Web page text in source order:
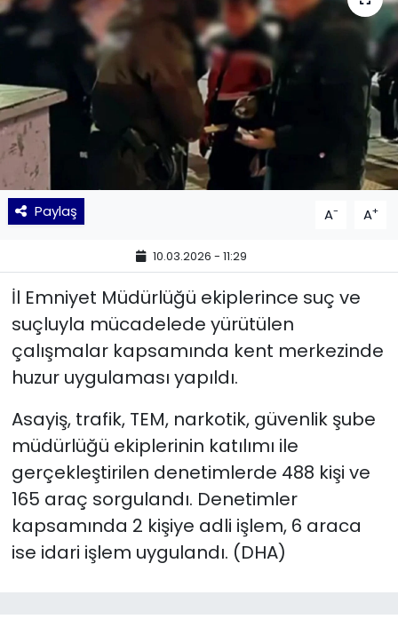
Paylaş A- A+
10.03.2026 - 11:29
İl Emniyet Müdürlüğü ekiplerince suç ve
suçluyla mücadelede yürütülen
çalışmalar kapsamında kent merkezinde
huzur uygulaması yapıldı.
Asayiş, trafik, TEM, narkotik, güvenlik şube
müdürlüğü ekiplerinin katılımı ile
gerçekleştirilen denetimlerde 488 kişi ve
165 araç sorgulandı. Denetimler
kapsamında 2 kişiye adli işlem, 6 araca
ise idari işlem uygulandı. (DHA)
KÜLTÜR SANAT
MAGAZİN
POLİTİKA
SAĞLIK
Siyaset
TEKNOLOJİ
Yaşam
YEREL POLİTİKA
YEREL YÖNETİMLER
Yurt